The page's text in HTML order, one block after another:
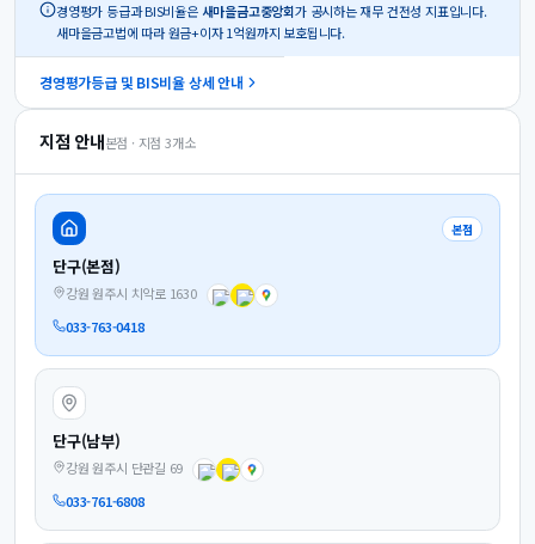
경영평가 등급과 BIS비율은 새마을금고중앙회가 공시하는 재무 건전성 지표입니다.
새마을금고법에 따라 원금+이자 1억원까지 보호됩니다.
경영평가등급 및 BIS비율 상세 안내
지점 안내본점 · 지점 3개소
본점
단구(본점)
강원 원주시 치악로 1630
033-763-0418
단구(남부)
강원 원주시 단관길 69
033-761-6808